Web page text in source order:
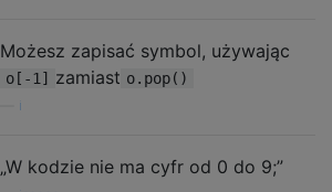
Możesz zapisać symbol, używając
o[-1] zamiast o.pop()
i
„W kodzie nie ma cyfr od 0 do 9;”